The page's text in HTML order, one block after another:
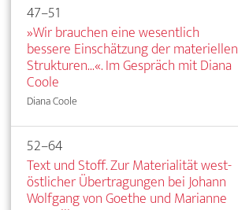
47–51
»Wir brauchen eine wesentlich
bessere Einschätzung der materiellen
Strukturen...«. Im Gespräch mit Diana
Coole
Diana Coole
52–64
Text und Stoff. Zur Materialität west-
östlicher Übertragungen bei Johann
Wolfgang von Goethe und Marianne